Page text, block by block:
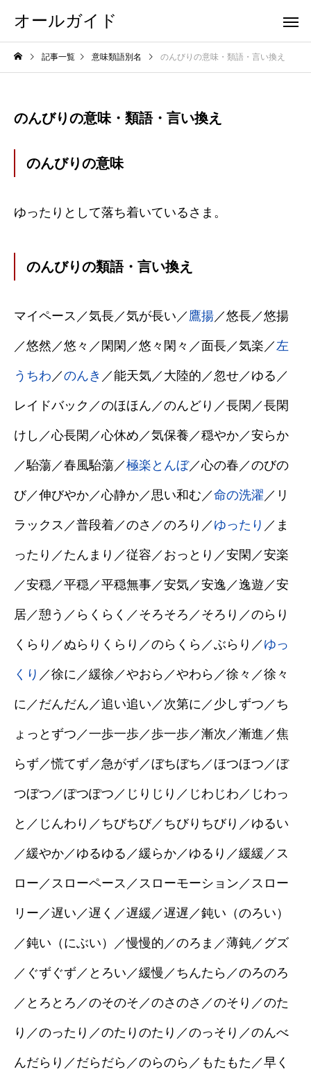
オールガイド
記事一覧 意味類語別名 のんびりの意味・類語・言い換え
のんびりの意味・類語・言い換え
のんびりの意味
ゆったりとして落ち着いているさま。
のんびりの類語・言い換え
マイペース／気長／気が長い／ 鷹揚／悠長／悠揚
／悠然／悠々／閑閑／悠々閑々／面長／気楽／左
うちわ ／のんき ／能天気／大陸的／忽せ／ゆる／
レイドバック／のほほん／のんどり／長閑／長閑
けし／心長閑／心休め／気保養／穏やか／安らか
／駘蕩／春風駘蕩／極楽とんぼ／心の春／のびの
び／伸びやか／心静か／思い和む／命の洗濯 ／リ
ラックス／普段着／のさ／のろり／ ゆったり ／ま
ったり／たんまり／従容／おっとり／安閑／安楽
／安穏／平穏／平穏無事／安気／安逸／逸遊／安
居／憩う／らくらく／そろそろ／そろり／のらり
くらり／ぬらりくらり／のらくら／ぶらり／ ゆっ
くり ／徐に／緩徐／やおら／やわら／徐々／徐々
に／だんだん／追い追い／次第に／少しずつ／ち
ょっとずつ／一歩一歩／歩一歩／漸次／漸進／焦
らず／慌てず／急がず／ぼちぼち／ほつほつ／ぼ
つぼつ／ぽつぽつ／じりじり／じわじわ／じわっ
と／じんわり／ちびちび／ちびりちびり／ゆるい
／緩やか／ゆるゆる／緩らか／ゆるり／緩緩／ス
ロー／スローペース／スローモーション／スロー
リー／遅い／遅く／遅緩／遅遅／鈍い（のろい）
／鈍い（にぶい）／慢慢的／のろま／薄鈍／グズ
／ぐずぐず／とろい／緩慢／ちんたら／のろのろ
／とろとろ／のそのそ／のさのさ／のそり／のた
り／のったり／のたりのたり／のっそり／のんべ
んだらり／だらだら／のらのら／もたもた／早く